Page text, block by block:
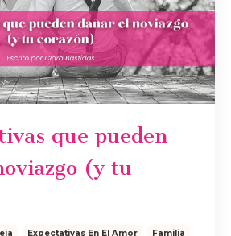
que pueden
(y tu
Expectativas En El Amor Familia